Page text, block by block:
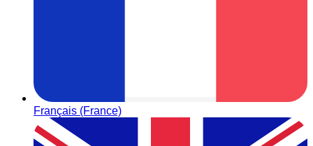
Français (France)